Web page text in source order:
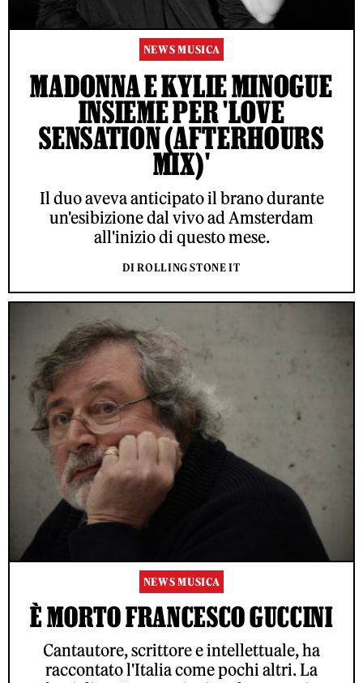
NEWS MUSICA
MADONNA E KYLIE MINOGUE
INSIEME PER 'LOVE
SENSATION (AFTERHOURS
MIX)'
Il duo aveva anticipato il brano durante
un'esibizione dal vivo ad Amsterdam
all'inizio di questo mese.
DI ROLLING STONE IT
NEWS MUSICA
È MORTO FRANCESCO GUCCINI
Cantautore, scrittore e intellettuale, ha
raccontato l'Italia come pochi altri. La